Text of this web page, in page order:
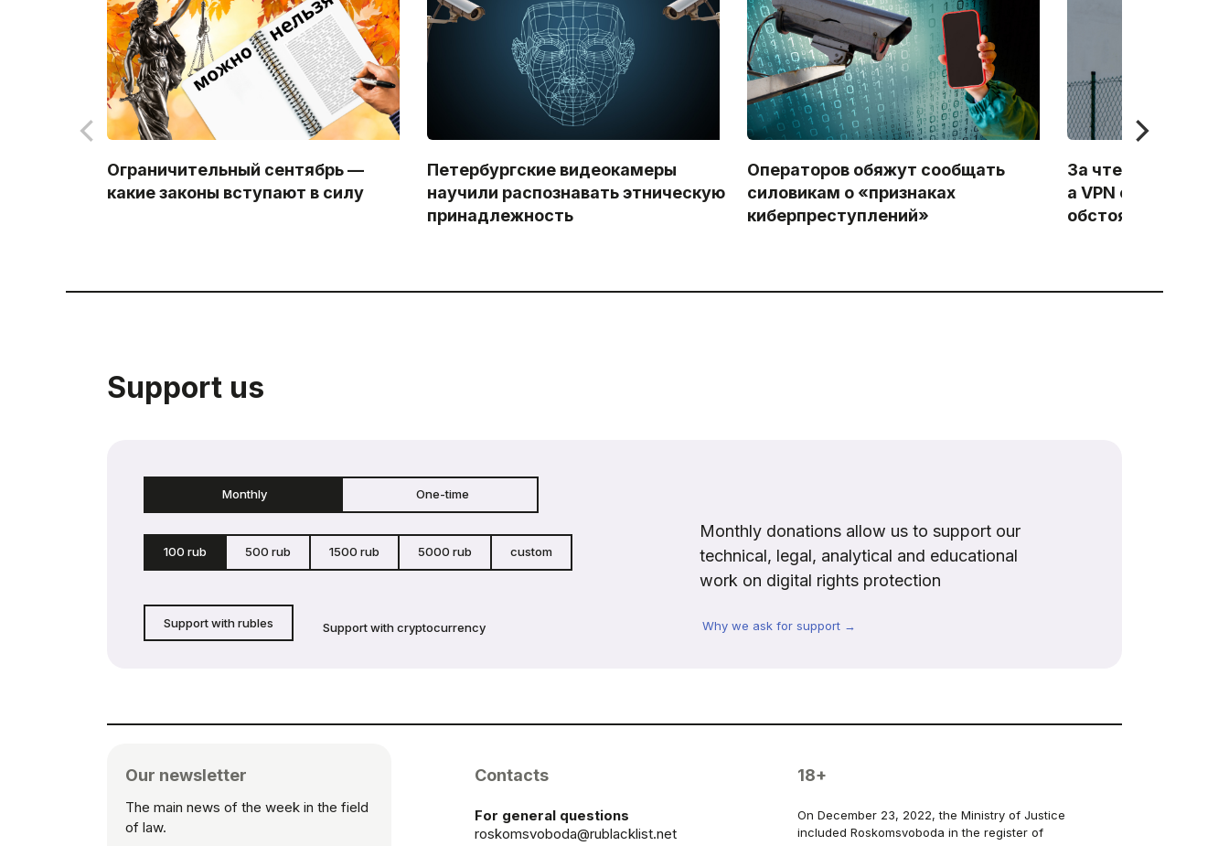
Ограничительный сентябрь —
какие законы вступают в силу
Петербургские видеокамеры
научили распознавать этническую
принадлежность
Операторов обяжут сообщать
силовикам о «признаках
киберпреступлений»
За чтение
а VPN стал
обстоятельством
Support us
Monthly One-time
100 rub 500 rub 1500 rub 5000 rub custom
Support with rubles Support with cryptocurrency
Monthly donations allow us to support our
technical, legal, analytical and educational
work on digital rights protection
Why we ask for support →
Our newsletter
The main news of the week in the field
of law.
Contacts
For general questions
roskomsvoboda@rublacklist.net
18+
On December 23, 2022, the Ministry of Justice
included Roskomsvoboda in the register of